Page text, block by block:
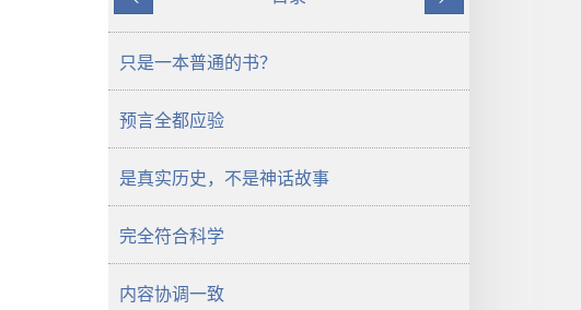
项
守
2012
年
6
年
6
月
上
一
页
下
一
只是一本普通的书？
预言全都应验
是真实历史，不是神话故事
完全符合科学
内容协调一致